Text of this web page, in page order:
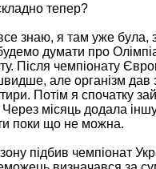
тепер?
знаю, я там уже
думати про
Після чемпіонату
але організм
Потім я спочатку
місяць додала
поки що не можна.
підбив чемпіонат